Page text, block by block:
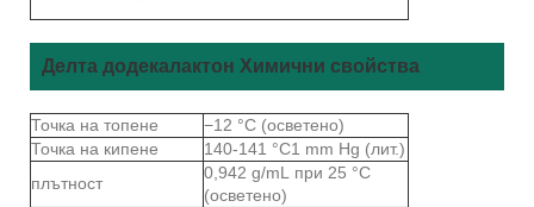
Делта додекалактон Химични свойства
Точка на топене
−12 °C (осветено)
Точка на кипене
140-141 °C1 mm Hg (лит.)
плътност
0,942 g/mL при 25 °C
(осветено)